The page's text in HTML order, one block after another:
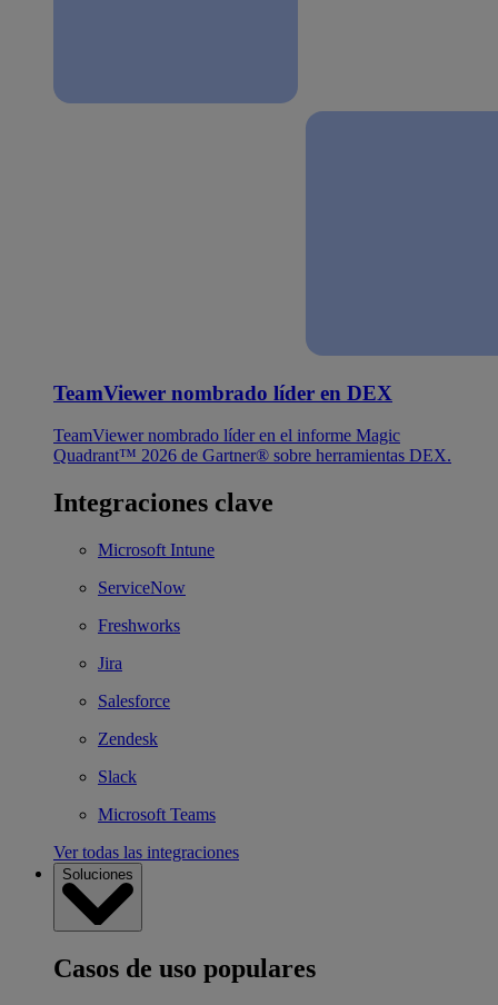
TeamViewer nombrado líder en DEX
TeamViewer nombrado líder en el informe Magic
Quadrant™ 2026 de Gartner® sobre herramientas DEX.
Integraciones clave
Microsoft Intune
ServiceNow
Freshworks
Jira
Salesforce
Zendesk
Slack
Microsoft Teams
Ver todas las integraciones
Soluciones
Casos de uso populares